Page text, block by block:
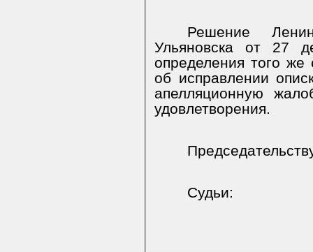
Решение
Ульяновска от 27
определения того
об исправлении
апелляционную
удовлетворения.
Судьи: